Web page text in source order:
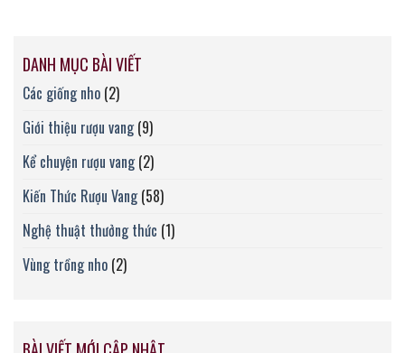
DANH MỤC BÀI VIẾT
Các giống nho (2)
Giới thiệu rượu vang(9)
Kể chuyện rượu vang(2)
Kiến Thức Rượu Vang(58)
Nghệ thuật thưởng thức (1)
Vùng trồng nho (2)